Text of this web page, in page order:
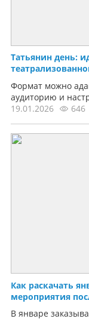
Татьянин день:
Формат можно
аудиторию и
19.01.2026
646
Как раскачать
мероприятия
В январе